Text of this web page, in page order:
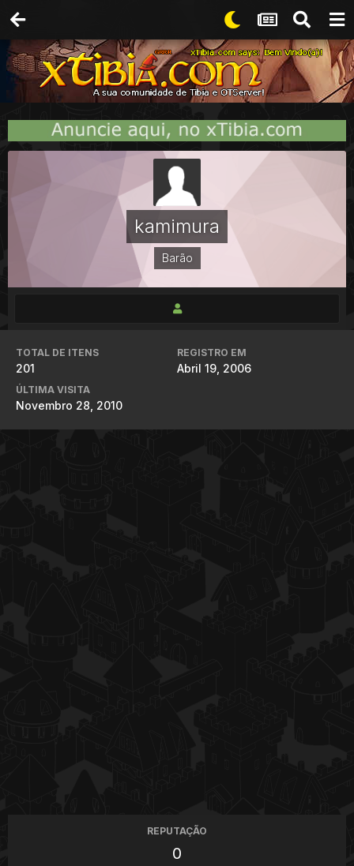
kamimura
Barão
TOTAL DE ITENS
201
REGISTRO EM
Abril 19, 2006
ÚLTIMA VISITA
Novembro 28, 2010
REPUTAÇÃO
0